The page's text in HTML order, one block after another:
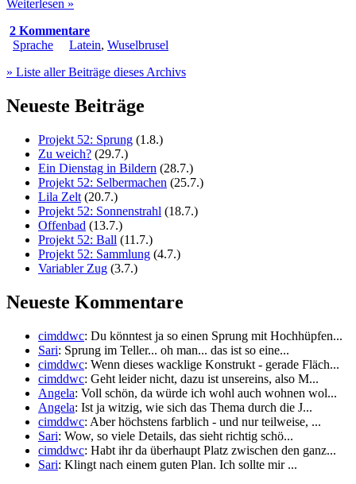
Weiterlesen »
2 Kommentare
Sprache
Latein, Wuselbrusel
» Liste aller Beiträge dieses Archivs
Neueste Beiträge
Projekt 52: Sprung (1.8.)
Zu weich? (29.7.)
Ein Dienstag in Bildern (28.7.)
Projekt 52: Selbermachen (25.7.)
Lila Zelt (20.7.)
Projekt 52: Sonnenstrahl (18.7.)
Offenbad (13.7.)
Projekt 52: Ball (11.7.)
Projekt 52: Sammlung (4.7.)
Variabler Zug (3.7.)
Neueste Kommentare
cimddwc: Du könntest ja so einen Sprung mit Hochhüpfen...
Sari: Sprung im Teller... oh man... das ist so eine...
cimddwc: Wenn dieses wacklige Konstrukt - gerade Fläch...
cimddwc: Geht leider nicht, dazu ist unsereins, also M...
Angela: Voll schön, da würde ich wohl auch wohnen wol...
Angela: Ist ja witzig, wie sich das Thema durch die J...
cimddwc: Aber höchstens farblich - und nur teilweise, ...
Sari: Wow, so viele Details, das sieht richtig schö...
cimddwc: Habt ihr da überhaupt Platz zwischen den ganz...
Sari: Klingt nach einem guten Plan. Ich sollte mir ...